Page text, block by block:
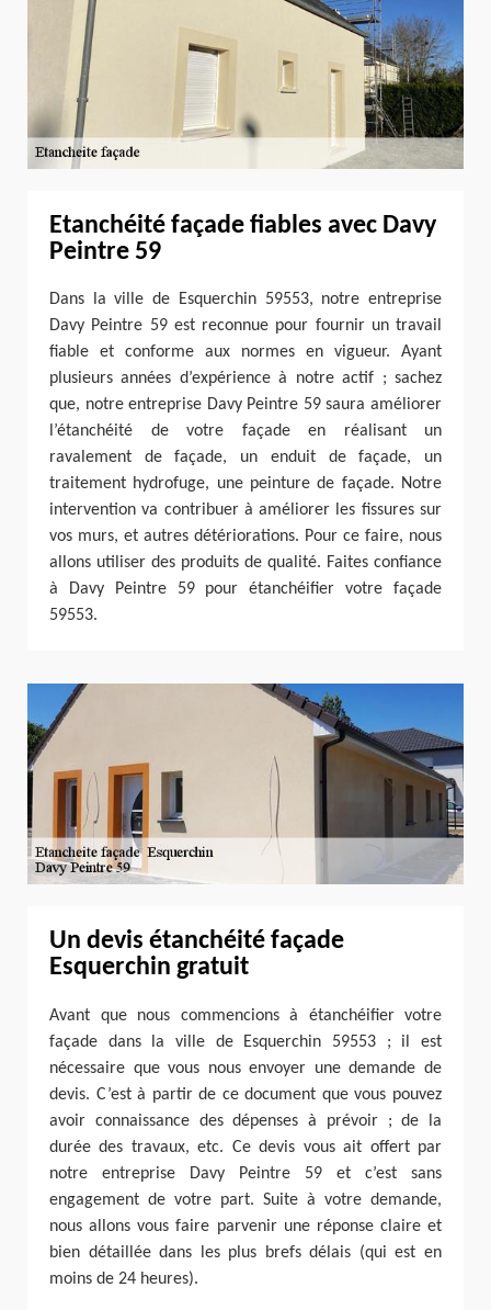
Etanchéité façade fiables avec Davy
Peintre 59
Dans la ville de Esquerchin 59553, notre entreprise
Davy Peintre 59 est reconnue pour fournir un travail
fiable et conforme aux normes en vigueur. Ayant
plusieurs années d’expérience à notre actif ; sachez
que, notre entreprise Davy Peintre 59 saura améliorer
l’étanchéité de votre façade en réalisant un
ravalement de façade, un enduit de façade, un
traitement hydrofuge, une peinture de façade. Notre
intervention va contribuer à améliorer les fissures sur
vos murs, et autres détériorations. Pour ce faire, nous
allons utiliser des produits de qualité. Faites confiance
à Davy Peintre 59 pour étanchéifier votre façade
59553.
Un devis étanchéité façade
Esquerchin gratuit
Avant que nous commencions à étanchéifier votre
façade dans la ville de Esquerchin 59553 ; il est
nécessaire que vous nous envoyer une demande de
devis. C’est à partir de ce document que vous pouvez
avoir connaissance des dépenses à prévoir ; de la
durée des travaux, etc. Ce devis vous ait offert par
notre entreprise Davy Peintre 59 et c’est sans
engagement de votre part. Suite à votre demande,
nous allons vous faire parvenir une réponse claire et
bien détaillée dans les plus brefs délais (qui est en
moins de 24 heures).